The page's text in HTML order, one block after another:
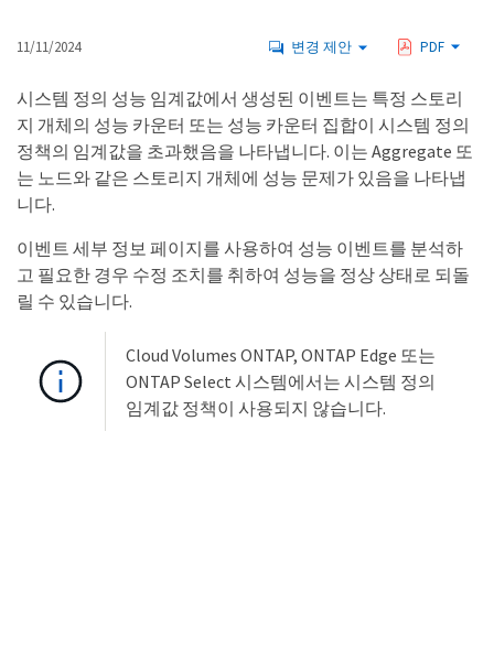
11/11/2024 변경 제안 PDF
시스템 정의 성능 임계값에서 생성된 이벤트는 특정 스토리
지 개체의 성능 카운터 또는 성능 카운터 집합이 시스템 정의
정책의 임계값을 초과했음을 나타냅니다. 이는 Aggregate 또
는 노드와 같은 스토리지 개체에 성능 문제가 있음을 나타냅
니다.
이벤트 세부 정보 페이지를 사용하여 성능 이벤트를 분석하
고 필요한 경우 수정 조치를 취하여 성능을 정상 상태로 되돌
릴 수 있습니다.
Cloud Volumes ONTAP, ONTAP Edge 또는
ONTAP Select 시스템에서는 시스템 정의
임계값 정책이 사용되지 않습니다.